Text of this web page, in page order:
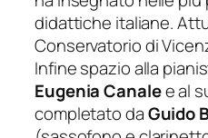
didattiche italiane.
Conservatorio di
Infine spazio alla
Eugenia Canalee al
completato daGuido